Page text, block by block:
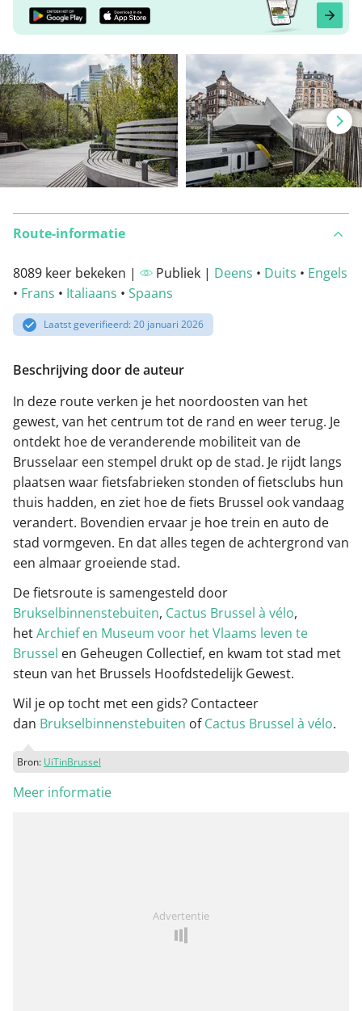
Route-informatie
8089 keer bekeken | Publiek | Deens • Duits • Engels
• Frans • Italiaans • Spaans
Laatst geverifieerd: 20 januari 2026
Beschrijving door de auteur
In deze route verken je het noordoosten van het
gewest, van het centrum tot de rand en weer terug. Je
ontdekt hoe de veranderende mobiliteit van de
Brusselaar een stempel drukt op de stad. Je rijdt langs
plaatsen waar fietsfabrieken stonden of fietsclubs hun
thuis hadden, en ziet hoe de fiets Brussel ook vandaag
verandert. Bovendien ervaar je hoe trein en auto de
stad vormgeven. En dat alles tegen de achtergrond van
een almaar groeiende stad.
De fietsroute is samengesteld door
Brukselbinnenstebuiten, Cactus Brussel à vélo,
hetArchief en Museum voor het Vlaams leven te
Brussel en Geheugen Collectief, en kwam tot stad met
steun van het Brussels Hoofdstedelijk Gewest.
Wil je op tocht met een gids? Contacteer
dan Brukselbinnenstebuiten ofCactus Brussel à vélo.
Bron: UiTinBrussel
Meer informatie
Advertentie